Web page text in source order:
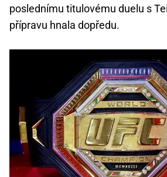
poslednímu titulovému duelu s
přípravu hnala dopředu.